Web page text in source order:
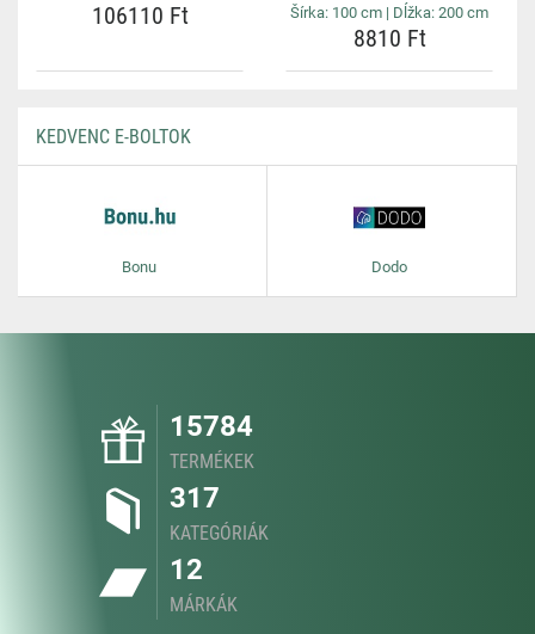
106110 Ft
Šírka: 100 cm | Dĺžka: 200 cm
8810 Ft
KEDVENC E-BOLTOK
Bonu Dodo
15784
TERMÉKEK
317
KATEGÓRIÁK
12
MÁRKÁK